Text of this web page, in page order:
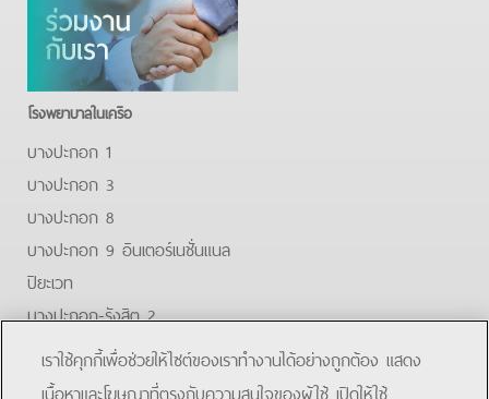
โรงพยาบาลในเครือ
บางปะกอก 1
บางปะกอก 3
บางปะกอก 8
บางปะกอก 9 อินเตอร์เนชั่นแนล
ปิยะเวท
บางปะกอก-รังสิต 2
บางปะกอกสมุทรปราการ
FacebookYoutubeLine
เราใช้คุกกี้เพื่อช่วยให้ไซต์ของเราทำงานได้อย่างถูกต้อง แสดง
เนื้อหาและโฆษณาที่ตรงกับความสนใจของผู้ใช้ เปิดให้ใช้